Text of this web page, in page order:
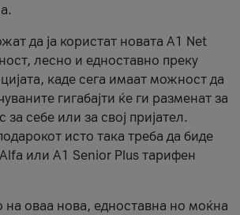
да ја користат новата А1 Net
лесно и едноставно преку
каде сега имаат можност да
гигабајти ќе ги разменат за
за себе или за свој пријател.
исто така треба да биде
или A1 Senior Plus тарифен
оваа нова, едноставна но моќна